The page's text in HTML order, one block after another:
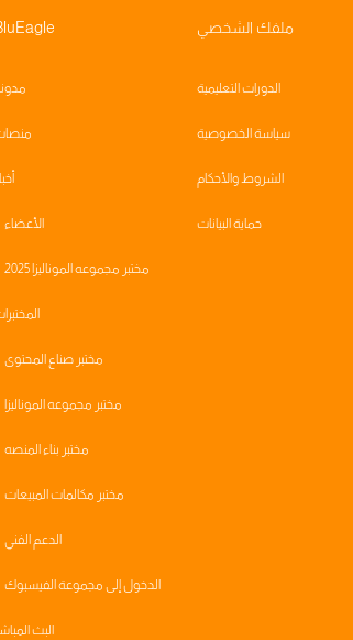
ملفك الشخصي
الدورات التعليمية
سياسة الخصوصية
الشروط والأحكام
حماية البيانات الأعضاء
مختبر مجموعه الموناليزا 2025
مختبر صناع المحتوى
مختبر مجموعه الموناليزا
مختبر بناء المنصه
مختبر مكالمات المبيعات
الدعم الفني
الدخول إلى مجموعة الفيسبوك
البث